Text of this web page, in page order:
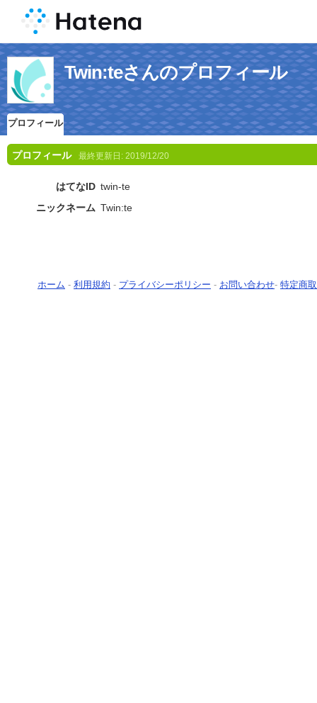
Twin:teさんのプロフィール
プロフィール
プロフィール 最終更新日: 2019/12/20
はてなID twin-te
ニックネーム Twin:te
ホーム - 利用規約 - プライバシーポリシー - お問い合わせ- 特定商